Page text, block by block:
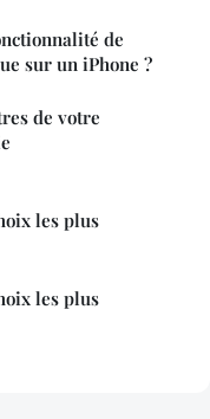
de
sur un iPhone ?
de votre
les plus
les plus